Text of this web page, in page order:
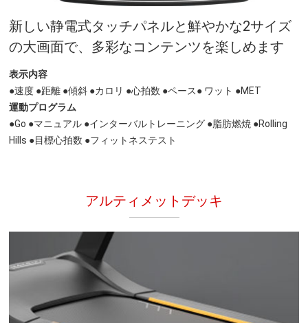
新しい静電式タッチパネルと鮮やかな2サイズ
の大画面で、多彩なコンテンツを楽しめます
表示内容
●速度 ●距離 ●傾斜 ●カロリ ●心拍数 ●ペース● ワット ●MET
運動プログラム
●Go ●マニュアル ●インターバルトレーニング ●脂肪燃焼 ●Rolling
Hills ●目標心拍数 ●フィットネステスト
アルティメットデッキ